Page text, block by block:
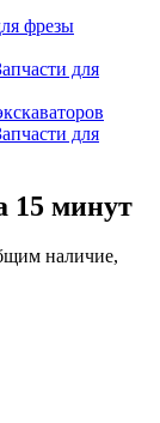
фрезы
для
для
15 минут
наличие,